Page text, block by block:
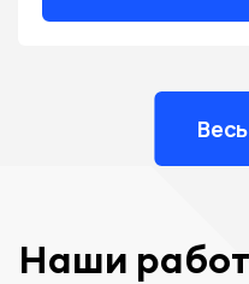
Наши